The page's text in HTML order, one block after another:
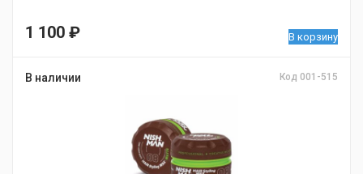
1 100 ₽ В корзину
В наличии Код 001-515